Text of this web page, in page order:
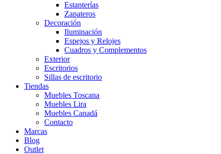
Estanterías
Zapateros
Decoración
Iluminación
Espejos y Relojes
Cuadros y Complementos
Exterior
Escritorios
Sillas de escritorio
Tiendas
Muebles Toscana
Muebles Lira
Muebles Canadá
Contacto
Marcas
Blog
Outlet